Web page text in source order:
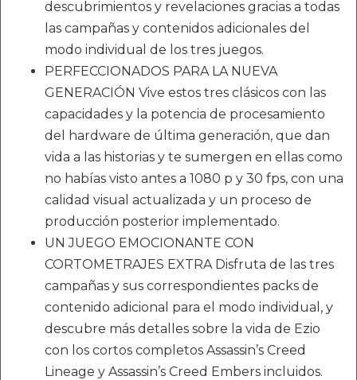
descubrimientos y revelaciones gracias a todas
las campañas y contenidos adicionales del
modo individual de los tres juegos.
PERFECCIONADOS PARA LA NUEVA
GENERACIÓN Vive estos tres clásicos con las
capacidades y la potencia de procesamiento
del hardware de última generación, que dan
vida a las historias y te sumergen en ellas como
no habías visto antes a 1080 p y 30 fps, con una
calidad visual actualizada y un proceso de
producción posterior implementado.
UN JUEGO EMOCIONANTE CON
CORTOMETRAJES EXTRA Disfruta de las tres
campañas y sus correspondientes packs de
contenido adicional para el modo individual, y
descubre más detalles sobre la vida de Ezio
con los cortos completos Assassin’s Creed
Lineage y Assassin’s Creed Embers incluidos.